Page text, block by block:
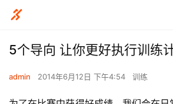
5个导向 让你更好执行训练
admin 2014年6月12日 下午4:54 训练